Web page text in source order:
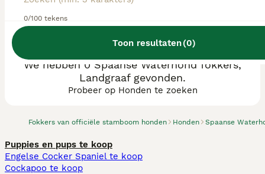
0/100 tekens
Toon resultaten(0)
Fokkers van officiële stamboom honden Honden Spaanse
We hebben 0 Spaanse Waterhond fokkers,
Landgraaf gevonden.
Probeer op Honden te zoeken
Puppies en pups te koop
Engelse Cocker Spaniel te koop
Cockapoo te koop